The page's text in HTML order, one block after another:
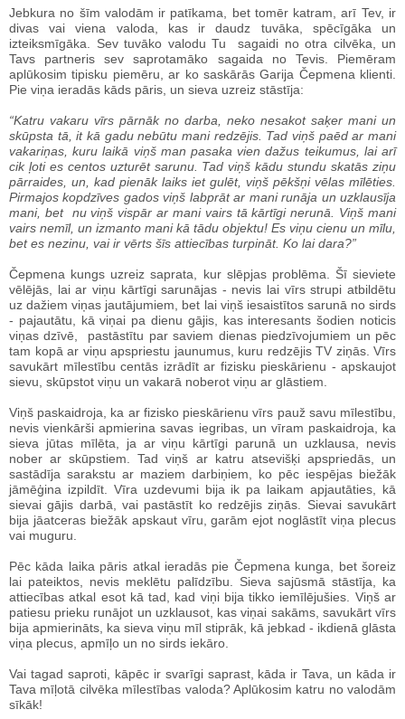
Jebkura no šīm valodām ir patīkama, bet tomēr katram, arī Tev, ir
divas vai viena valoda, kas ir daudz tuvāka, spēcīgāka un
izteiksmīgāka. Sev tuvāko valodu Tu sagaidi no otra cilvēka, un
Tavs partneris sev saprotamāko sagaida no Tevis. Piemēram
aplūkosim tipisku piemēru, ar ko saskārās Garija Čepmena klienti.
Pie viņa ieradās kāds pāris, un sieva uzreiz stāstīja:
“Katru vakaru vīrs pārnāk no darba, neko nesakot saķer mani un
skūpsta tā, it kā gadu nebūtu mani redzējis. Tad viņš paēd ar mani
vakariņas, kuru laikā viņš man pasaka vien dažus teikumus, lai arī
cik ļoti es centos uzturēt sarunu. Tad viņš kādu stundu skatās ziņu
pārraides, un, kad pienāk laiks iet gulēt, viņš pēkšņi vēlas mīlēties.
Pirmajos kopdzīves gados viņš labprāt ar mani runāja un uzklausīja
mani, bet nu viņš vispār ar mani vairs tā kārtīgi nerunā. Viņš mani
vairs nemīl, un izmanto mani kā tādu objektu! Es viņu cienu un mīlu,
bet es nezinu, vai ir vērts šīs attiecības turpināt. Ko lai dara?”
Čepmena kungs uzreiz saprata, kur slēpjas problēma. Šī sieviete
vēlējās, lai ar viņu kārtīgi sarunājas - nevis lai vīrs strupi atbildētu
uz dažiem viņas jautājumiem, bet lai viņš iesaistītos sarunā no sirds
- pajautātu, kā viņai pa dienu gājis, kas interesants šodien noticis
viņas dzīvē, pastāstītu par saviem dienas piedzīvojumiem un pēc
tam kopā ar viņu apspriestu jaunumus, kuru redzējis TV ziņās. Vīrs
savukārt mīlestību centās izrādīt ar fizisku pieskārienu - apskaujot
sievu, skūpstot viņu un vakarā noberot viņu ar glāstiem.
Viņš paskaidroja, ka ar fizisko pieskārienu vīrs pauž savu mīlestību,
nevis vienkārši apmierina savas iegribas, un vīram paskaidroja, ka
sieva jūtas mīlēta, ja ar viņu kārtīgi parunā un uzklausa, nevis
nober ar skūpstiem. Tad viņš ar katru atsevišķi apspriedās, un
sastādīja sarakstu ar maziem darbiņiem, ko pēc iespējas biežāk
jāmēģina izpildīt. Vīra uzdevumi bija ik pa laikam apjautāties, kā
sievai gājis darbā, vai pastāstīt ko redzējis ziņās. Sievai savukārt
bija jāatceras biežāk apskaut vīru, garām ejot noglāstīt viņa plecus
vai muguru.
Pēc kāda laika pāris atkal ieradās pie Čepmena kunga, bet šoreiz
lai pateiktos, nevis meklētu palīdzību. Sieva sajūsmā stāstīja, ka
attiecības atkal esot kā tad, kad viņi bija tikko iemīlējušies. Viņš ar
patiesu prieku runājot un uzklausot, kas viņai sakāms, savukārt vīrs
bija apmierināts, ka sieva viņu mīl stiprāk, kā jebkad - ikdienā glāsta
viņa plecus, apmīļo un no sirds iekāro.
Vai tagad saproti, kāpēc ir svarīgi saprast, kāda ir Tava, un kāda ir
Tava mīļotā cilvēka mīlestības valoda? Aplūkosim katru no valodām
sīkāk!